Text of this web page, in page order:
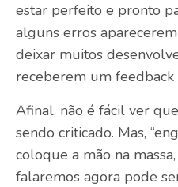
estar perfeito e pronto
alguns erros
deixar muitos
receberem um feedback
Afinal, não é fácil ver
sendo criticado. Mas,
coloque a mão na
falaremos agora pode